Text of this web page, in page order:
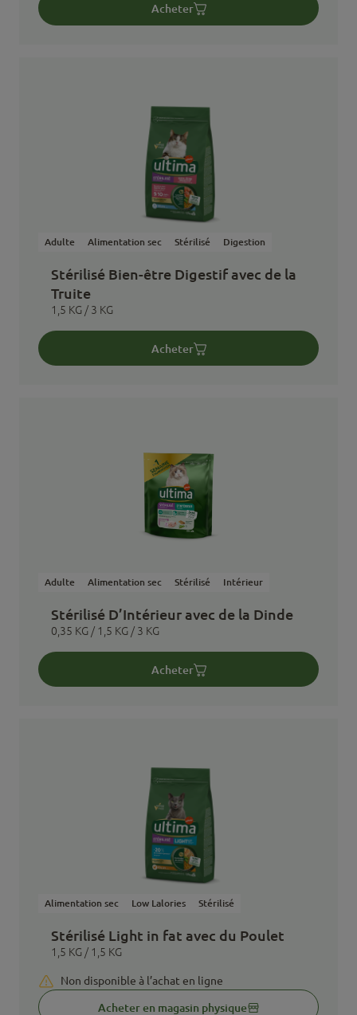
Acheter
Adulte Alimentation sec Stérilisé Digestion
Stérilisé Bien-être Digestif avec de la
Truite
1,5 KG / 3 KG
Acheter
Adulte Alimentation sec Stérilisé Intérieur
Stérilisé D’Intérieur avec de la Dinde
0,35 KG / 1,5 KG / 3 KG
Acheter
Alimentation sec Low Lalories Stérilisé
Stérilisé Light in fat avec du Poulet
1,5 KG / 1,5 KG
Non disponible à l’achat en ligne
Acheter en magasin physique